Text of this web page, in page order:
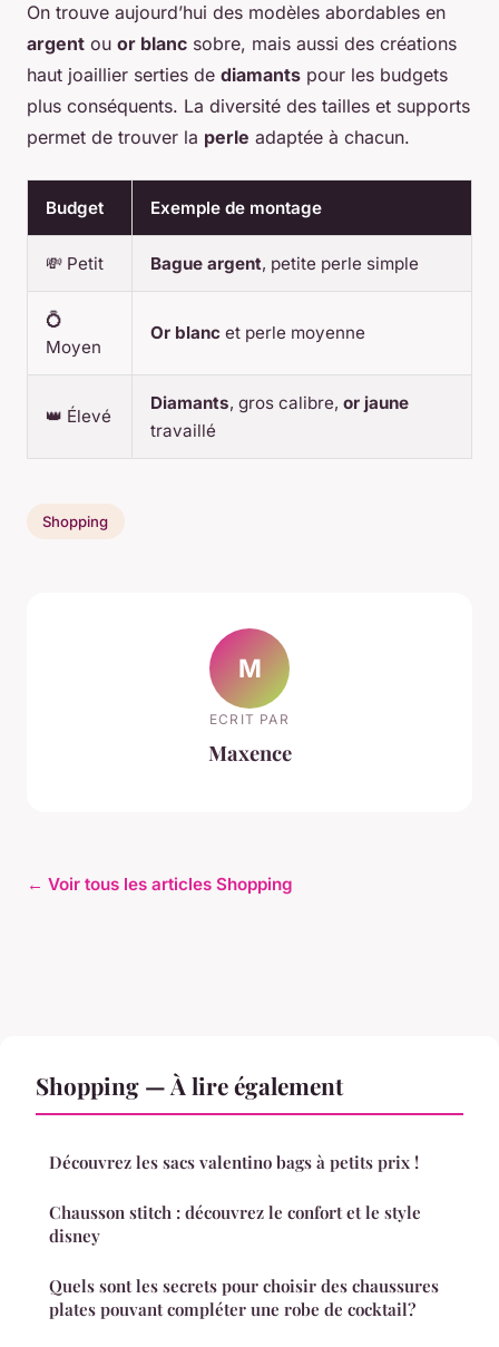
On trouve aujourd’hui des modèles abordables en
argent ou or blanc sobre, mais aussi des créations
haut joaillier serties de diamants pour les budgets
plus conséquents. La diversité des tailles et supports
permet de trouver la perle adaptée à chacun.
Budget Exemple de montage
💸 Petit Bague argent, petite perle simple
💍
Moyen
Or blanc et perle moyenne
👑 Élevé
Diamants, gros calibre, or jaune
travaillé
Shopping
M
ECRIT PAR
Maxence
← Voir tous les articles Shopping
Shopping — À lire également
Découvrez les sacs valentino bags à petits prix !
Chausson stitch : découvrez le confort et le style
disney
Quels sont les secrets pour choisir des chaussures
plates pouvant compléter une robe de cocktail?